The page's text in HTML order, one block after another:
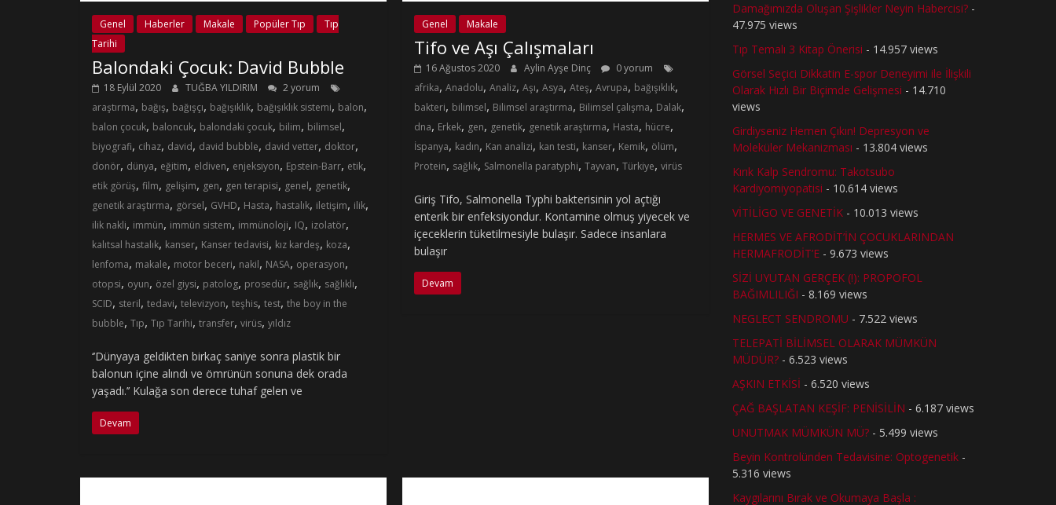
Genel Haberler Makale Popüler Tıp
Tıp
Tarihi
Balondaki Çocuk: David Bubble
18 Eylül 2020 TUĞBA YILDIRIM
2 yorum
araştırma, bağış, bağışçı, bağışıklık, bağışıklık sistemi, balon,
balon çocuk, baloncuk, balondaki çocuk, bilim, bilimsel,
biyografi, cihaz, david, david bubble, david vetter, doktor,
donör, dünya, eğitim, eldiven, enjeksiyon, Epstein-Barr, etik,
etik görüş, film, gelişim, gen, gen terapisi, genel, genetik,
genetik araştırma, görsel, GVHD, Hasta, hastalık, iletişim, ilik,
ilik nakli, immün, immün sistem, immünoloji, IQ, izolatör,
kalıtsal hastalık, kanser, Kanser tedavisi, kız kardeş, koza,
lenfoma, makale, motor beceri, nakil, NASA, operasyon,
otopsi, oyun, özel giysi, patolog, prosedür, sağlık, sağlıklı,
SCID, steril, tedavi, televizyon, teşhis, test, the boy in the
bubble, Tıp, Tıp Tarihi, transfer, virüs, yıldız
‘’Dünyaya geldikten birkaç saniye sonra plastik bir
balonun içine alındı ve ömrünün sonuna dek orada
yaşadı.’’ Kulağa son derece tuhaf gelen ve
Devam
Genel Makale
Tifo ve Aşı Çalışmaları
16 Ağustos 2020 Aylin Ayşe Dinç
0 yorum
afrika,Anadolu,Analiz,Aşı,Asya,Ateş,Avrupa, bağışıklık,
bakteri, bilimsel, Bilimsel araştırma, Bilimsel çalışma, Dalak,
dna, Erkek, gen, genetik, genetik araştırma, Hasta, hücre,
İspanya, kadın, Kan analizi, kan testi, kanser, Kemik, ölüm,
Protein, sağlık, Salmonella paratyphi,Tayvan,Türkiye,virüs
Giriş Tifo, Salmonella Typhi bakterisinin yol açtığı
enterik bir enfeksiyondur. Kontamine olmuş yiyecek ve
içeceklerin tüketilmesiyle bulaşır. Sadece insanlara
bulaşır
Devam
Damağımızda Oluşan Şişlikler Neyin Habercisi? -
47.975 views
Tıp Temalı 3 Kitap Önerisi - 14.957 views
Görsel Seçici Dikkatin E-spor Deneyimi ile İlişkili
Olarak Hızlı Bir Biçimde Gelişmesi - 14.710
views
Girdiyseniz Hemen Çıkın! Depresyon ve
Moleküler Mekanizması - 13.804 views
Kırık Kalp Sendromu: Takotsubo
Kardiyomiyopatisi - 10.614 views
VİTİLİGO VE GENETİK - 10.013 views
HERMES VE AFRODİT’İN ÇOCUKLARINDAN
HERMAFRODİT’E - 9.673 views
SİZİ UYUTAN GERÇEK (!): PROPOFOL
BAĞIMLILIĞI - 8.169 views
NEGLECT SENDROMU - 7.522 views
TELEPATİ BİLİMSEL OLARAK MÜMKÜN
MÜDÜR? - 6.523 views
AŞKIN ETKİSİ - 6.520 views
ÇAĞ BAŞLATAN KEŞİF: PENİSİLİN - 6.187 views
UNUTMAK MÜMKÜN MÜ? - 5.499 views
Beyin Kontrolünden Tedavisine: Optogenetik -
5.316 views
Kaygılarını Bırak ve Okumaya Başla :